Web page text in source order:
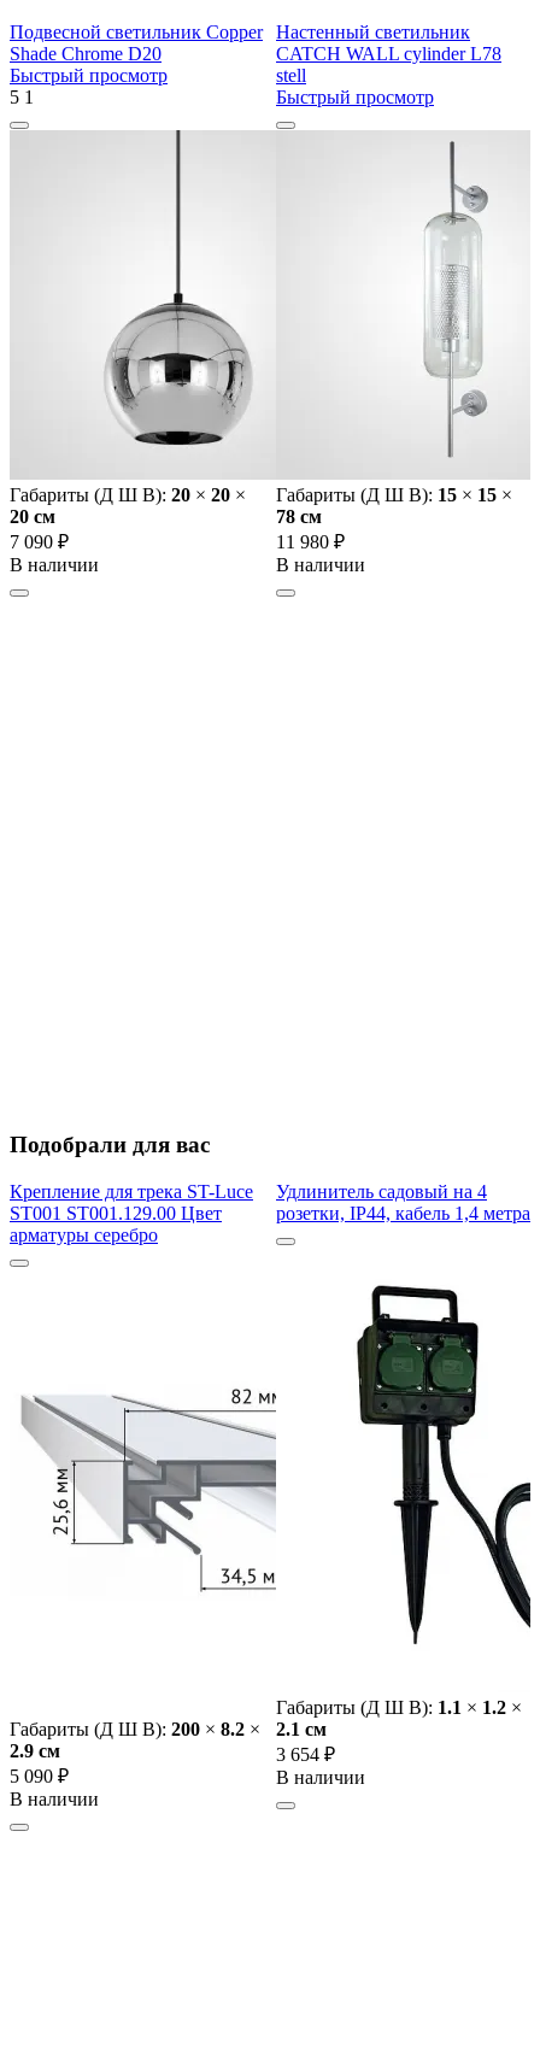
Подвесной светильник Copper
Shade Chrome D20
Быстрый просмотр
5 1
Габариты (Д Ш В): 20 × 20 ×
20 cм
7 090 ₽
В наличии
Настенный светильник
CATCH WALL cylinder L78
stell
Быстрый просмотр
Габариты (Д Ш В): 15 × 15 ×
78 cм
11 980 ₽
В наличии
Подобрали для вас
Крепление для трека ST-Luce
ST001 ST001.129.00 Цвет
арматуры серебро
Габариты (Д Ш В): 200 × 8.2 ×
2.9 cм
5 090 ₽
В наличии
Удлинитель садовый на 4
розетки, IP44, кабель 1,4 метра
Габариты (Д Ш В): 1.1 × 1.2 ×
2.1 cм
3 654 ₽
В наличии